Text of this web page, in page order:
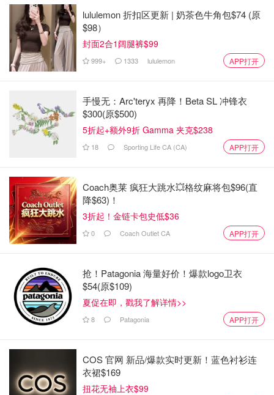
lululemon 折扣区更新 | 奶茶色牛角包$74 (原
$98）
封面2合1阔腿裤$99
999+ 1333 lululemon APP打开
手慢无：Arc'teryx 再降！Beta SL 冲锋衣
$300(原$500)
5折起+额外9折 Gamma 夹克$238
18 Sporting Life CA (CA) APP打开
Coach奥莱 疯狂大跳水💥格纹麻将包$96(直
降$63)！
3折起！金链卡包史低$36
0 Coach Outlet CA APP打开
抢！Patagonia 海量好价！爆款logo卫衣
$54(原$109)
夏促在即，戳我了解详情>>
8 Patagonia APP打开
COS 官网 新品/爆款实时更新！蓝色衬衫连
衣裙$169
扭花无袖上衣$99